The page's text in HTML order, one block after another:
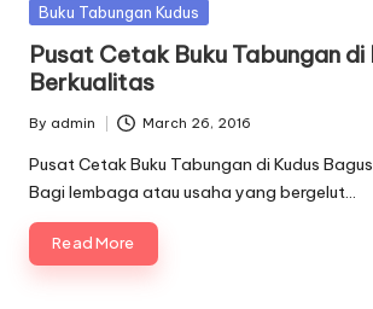
Posted
Buku Tabungan Kudus
Pusat Cetak Buku Tabungan di
Berkualitas
Posted
by
By admin March 26, 2016
Pusat Cetak Buku Tabungan di Kudus
Bagi lembaga atau usaha yang bergelut…
Read More